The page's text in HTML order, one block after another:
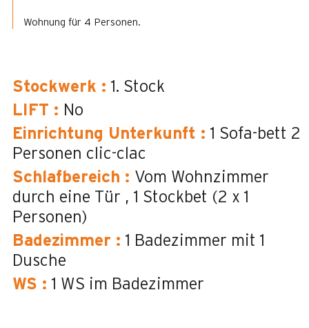
Wohnung für 4 Personen.
Stockwerk : 1. Stock
LIFT : No
Einrichtung Unterkunft : 1 Sofa-bett 2
Personen clic-clac
Schlafbereich : Vom Wohnzimmer
durch eine Tür
1 Stockbet (2 x 1
Personen)
Badezimmer : 1 Badezimmer mit 1
Dusche
WS : 1 WS im Badezimmer